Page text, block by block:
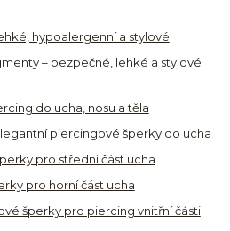
hypoalergenní a stylové
– bezpečné, lehké a stylové
do ucha, nosu a těla
piercingové šperky do ucha
pro střední část ucha
pro horní část ucha
šperky pro piercing vnitřní části